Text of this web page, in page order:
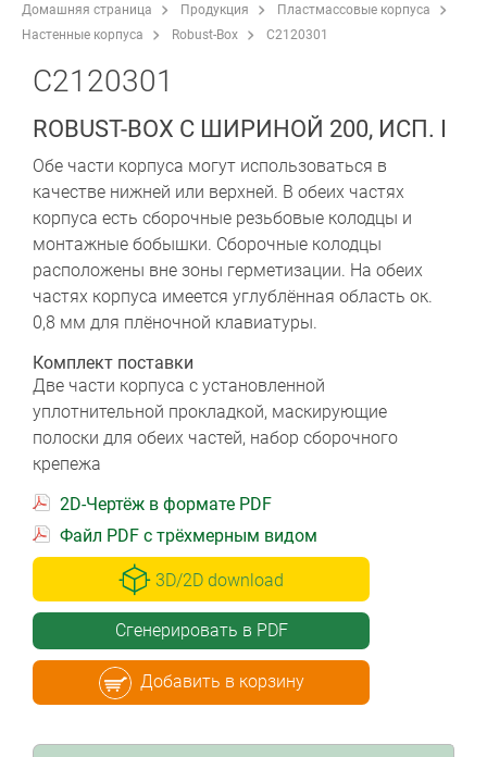
Домашняя страница Продукция
Пластмассовые корпуса
Настенные корпуса
Robust-Box C2120301
C2120301
ROBUST-BOX С ШИРИНОЙ 200, ИСП. I
Обе части корпуса могут использоваться в
качестве нижней или верхней. В обеих частях
корпуса есть сборочные резьбовые колодцы и
монтажные бобышки. Сборочные колодцы
расположены вне зоны герметизации. На обеих
частях корпуса имеется углублённая область ок.
0,8 мм для плёночной клавиатуры.
Комплект поставки
Две части корпуса с установленной
уплотнительной прокладкой, маскирующие
полоски для обеих частей, набор сборочного
крепежа
2D-Чертёж в формате PDF
Файл PDF с трёхмерным видом
3D/2D download
Сгенерировать в PDF
Добавить в корзину